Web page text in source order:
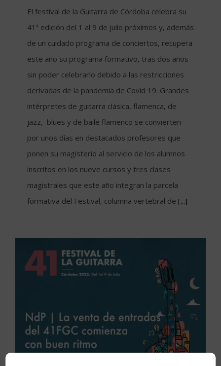
El festival de la Guitarra de Córdoba celebra su
41ª edición del 1 al 9 de julio próximos y, además
de un cuidado programa de conciertos, recupera
este año su programa formativo, tras dos años
sin poder celebrarlo debido a las restricciones
derivadas de la pandemia de Covid 19. Grandes
intérpretes de guitarra clásica, flamenca, de
jazz, blues y de baile flamenco se convierten
por unos días en destacados profesores que
ponen su magisterio al servicio de los alumnos
inscritos en los nueve cursos y tres clases
magistrales que este año integran la parcela
formativa del Festival, columna vertebral de [...]